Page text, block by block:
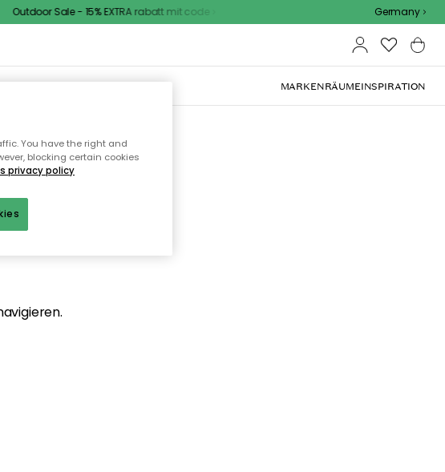
Outdoor Sale - 15% EXTRA rabatt mit code Germany
OUTDOOR-MÖBEL MARKENRÄUMEINSPIRATION
nicht
You have the right and
blocking certain cookies
privacy policy